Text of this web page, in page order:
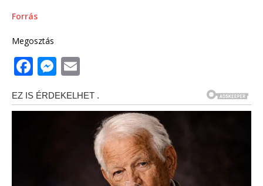
Forrás
Megosztás
F
a
c
M
ssai